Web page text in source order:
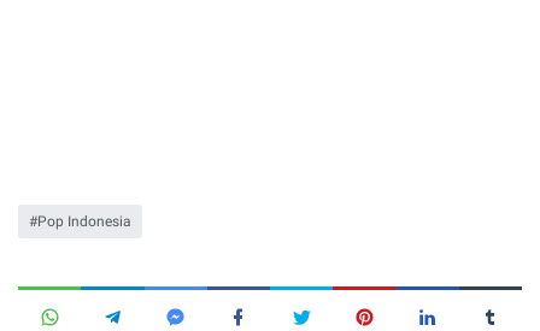
Pop Indonesia